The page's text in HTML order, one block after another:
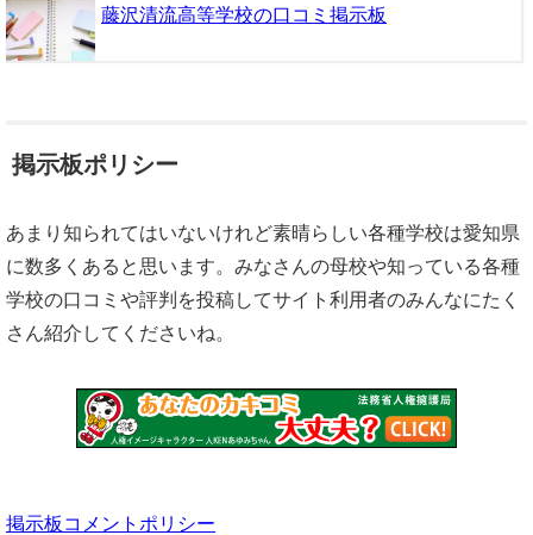
藤沢清流高等学校の口コミ掲示板
掲示板ポリシー
あまり知られてはいないけれど素晴らしい各種学校は愛知県
に数多くあると思います。みなさんの母校や知っている各種
学校の口コミや評判を投稿してサイト利用者のみんなにたく
さん紹介してくださいね。
掲示板コメントポリシー